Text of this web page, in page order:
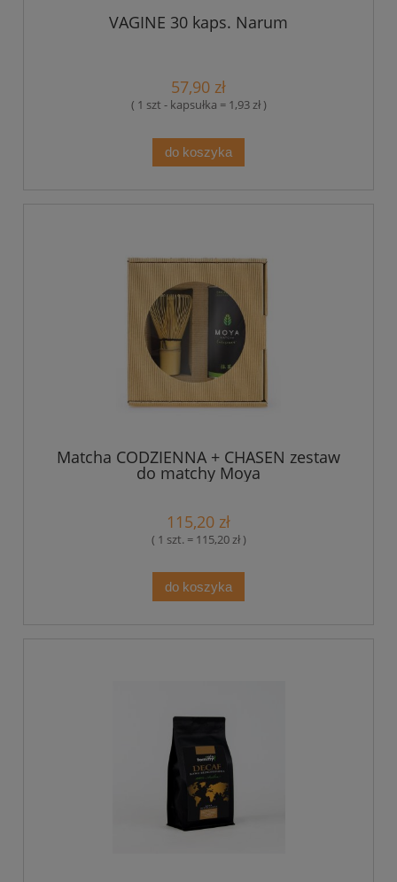
VAGINE 30 kaps. Narum
57,90 zł
( 1 szt - kapsułka = 1,93 zł )
do koszyka
Matcha CODZIENNA + CHASEN zestaw
do matchy Moya
115,20 zł
( 1 szt. = 115,20 zł )
do koszyka